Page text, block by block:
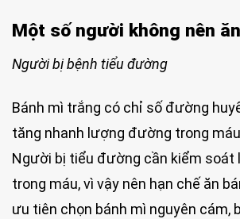
Một số người không nên
Người bị bệnh tiểu đường
Bánh mì trắng có chỉ số đường
tăng nhanh lượng đường trong
Người bị tiểu đường cần kiểm
trong máu, vì vậy nên hạn chế ăn
ưu tiên chọn bánh mì nguyên cám,